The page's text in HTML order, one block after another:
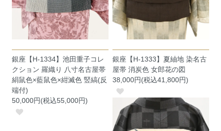
銀座【H-1334】池田重子コレ
クション 羅織り 八寸名古屋帯
絹鼠色×藍鼠色×紺滅色 竪縞(反
端付)
50,000円(税込55,000円)
銀座【H-1333】夏紬地 染名古
屋帯 消炭色 女郎花の図
38,000円(税込41,800円)